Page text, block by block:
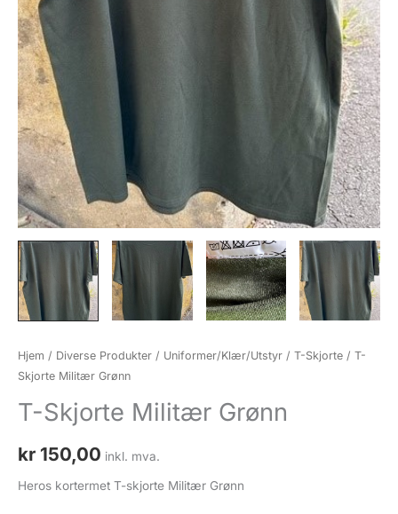
Hjem / Diverse Produkter / Uniformer/Klær/Utstyr / T-Skjorte / T-
Skjorte Militær Grønn
T-Skjorte Militær Grønn
kr 150,00 inkl. mva.
Heros kortermet T-skjorte Militær Grønn